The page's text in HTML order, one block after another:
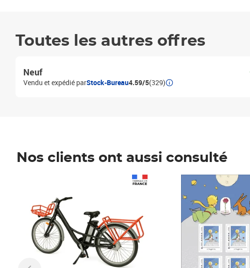
Toutes les autres offres
Neuf
Vendu et expédié parStock-Bureau4.59/5(329)
Nos clients ont aussi consulté
Prix 7,50€